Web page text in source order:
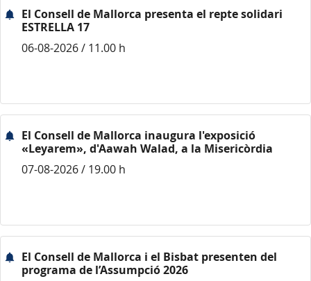
El Consell de Mallorca presenta el repte solidari
ESTRELLA 17
06-08-2026 / 11.00 h
El Consell de Mallorca inaugura l'exposició
«Leyarem», d'Aawah Walad, a la Misericòrdia
07-08-2026 / 19.00 h
El Consell de Mallorca i el Bisbat presenten del
programa de l’Assumpció 2026